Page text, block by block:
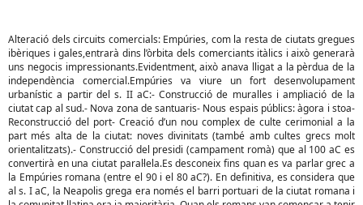
Alteració dels circuits comercials: Empúries, com la resta de ciutats gregues
ibèriques i gales,entrarà dins l’òrbita dels comerciants itàlics i això generarà
uns negocis impressionants.Evidentment, això anava lligat a la pèrdua de la
independència comercial.Empúries va viure un fort desenvolupament
urbanístic a partir del s. II aC:- Construcció de muralles i ampliació de la
ciutat cap al sud.- Nova zona de santuaris- Nous espais públics: àgora i stoa-
Reconstrucció del port- Creació d’un nou complex de culte cerimonial a la
part més alta de la ciutat: noves divinitats (també amb cultes grecs molt
orientalitzats).- Construcció del presidi (campament romà) que al 100 aC es
convertirà en una ciutat paral·lela.Es desconeix fins quan es va parlar grec a
la Empúries romana (entre el 90 i el 80 aC?). En definitiva, es considera que
al s. I aC, la Neapolis grega era només el barri portuari de la ciutat romana i